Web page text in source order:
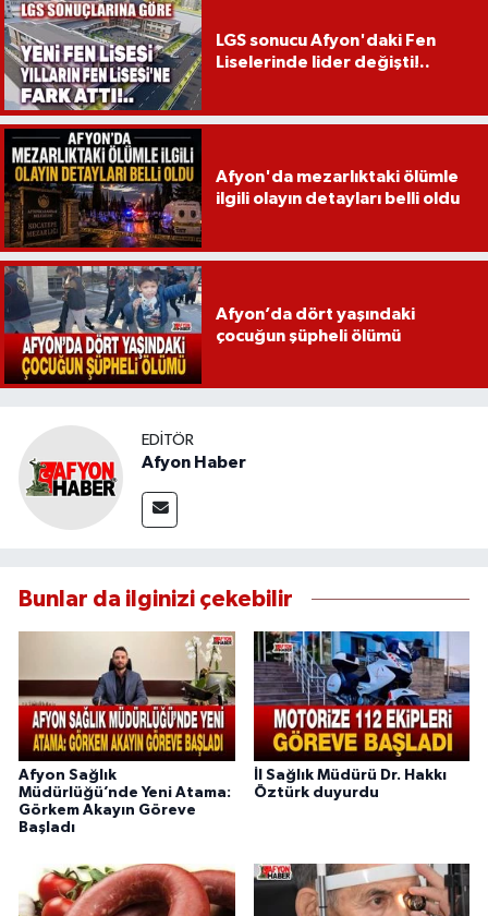
LGS sonucu Afyon'daki Fen
Liselerinde lider değişti!..
Afyon'da mezarlıktaki ölümle
ilgili olayın detayları belli oldu
Afyon’da dört yaşındaki
çocuğun şüpheli ölümü
EDITÖR
Afyon Haber
Bunlar da ilginizi çekebilir
Afyon Sağlık
Müdürlüğü’nde Yeni Atama:
Görkem Akayın Göreve
Başladı
İl Sağlık Müdürü Dr. Hakkı
Öztürk duyurdu